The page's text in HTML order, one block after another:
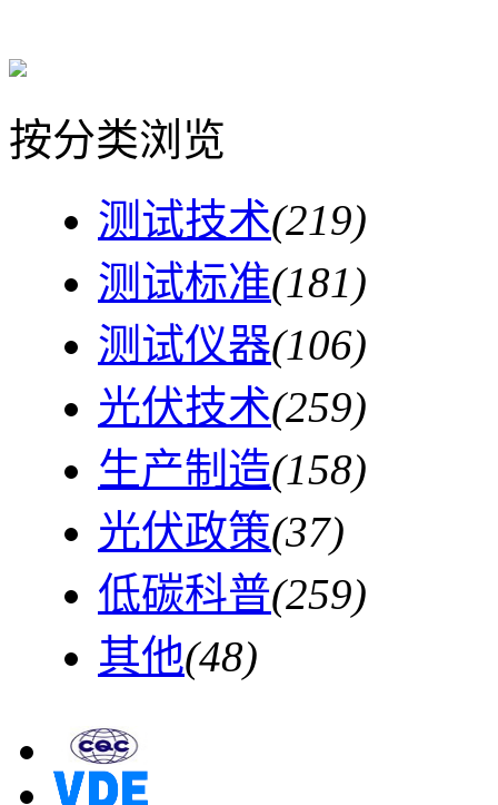
按分类浏览
测试技术(219)
测试标准(181)
测试仪器(106)
光伏技术(259)
生产制造(158)
光伏政策(37)
低碳科普(259)
其他(48)